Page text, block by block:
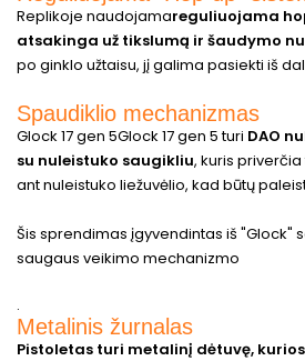
Replikoje naudojamareguliuojama
atsakinga už tikslumą ir šaudymo
po ginklo užtaisu, jį galima pasiekti iš
Spaudiklio mechanizmas
Glock 17 gen 5Glock 17 gen 5 turi DAO
su nuleistuko saugikliu, kuris
ant nuleistuko liežuvėlio, kad būtų
Šis sprendimas įgyvendintas iš "Glock"
saugaus veikimo mechanizmo
.
Metalinis žurnalas
Pistoletas turi metalinį dėtuvę,